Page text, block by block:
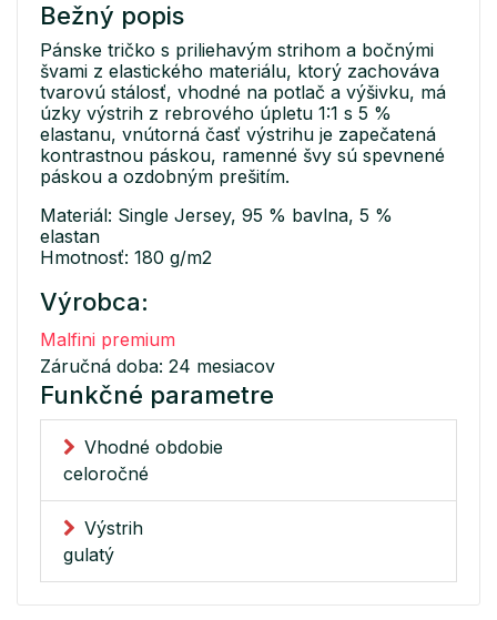
Bežný popis
Pánske tričko s priliehavým strihom a bočnými
švami z elastického materiálu, ktorý zachováva
tvarovú stálosť, vhodné na potlač a výšivku, má
úzky výstrih z rebrového úpletu 1:1 s 5 %
elastanu, vnútorná časť výstrihu je zapečatená
kontrastnou páskou, ramenné švy sú spevnené
páskou a ozdobným prešitím.
Materiál: Single Jersey, 95 % bavlna, 5 %
elastan
Hmotnosť: 180 g/m2
Výrobca:
Malfini premium
Záručná doba: 24 mesiacov
Funkčné parametre
Vhodné obdobie
celoročné
Výstrih
gulatý